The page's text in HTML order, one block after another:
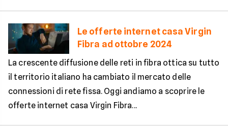
Le offerte internet casa Virgin
Fibra ad ottobre 2024
La crescente diffusione delle reti in fibra ottica su tutto
il territorio italiano ha cambiato il mercato delle
connessioni di rete fissa. Oggi andiamo a scoprire le
offerte internet casa Virgin Fibra...